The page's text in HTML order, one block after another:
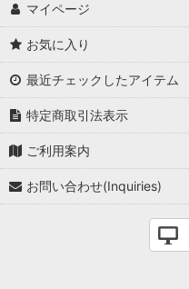
盆栽道具一覧
農業園芸用道具一覧
農業園芸用資材一覧
マイページ
お気に入り
最近チェックしたアイテム
特定商取引法表示
ご利用案内
お問い合わせ(Inquiries)